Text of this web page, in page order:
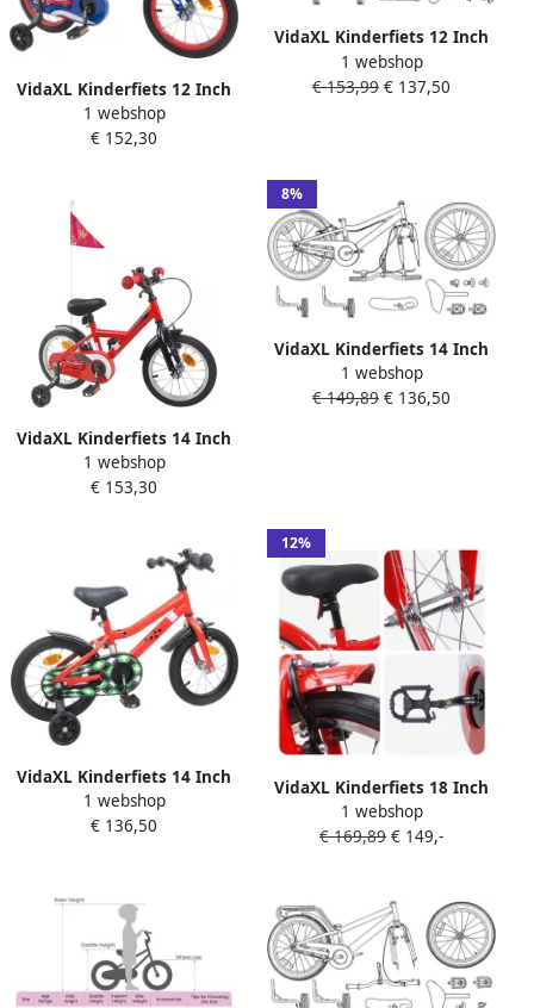
VidaXL Kinderfiets 12 Inch
voor 2-4 jaar oud Rood
1 webshop
€ 152,30
VidaXL Kinderfiets 12 Inch
voor 2-4 jaar oud Rood
1 webshop
€ 153,99 € 137,50
VidaXL Kinderfiets 14 Inch
voor 3-5 jaar oud Rood
1 webshop
€ 153,30
8%
VidaXL Kinderfiets 14 Inch
voor 3-5 jaar oud Rood
1 webshop
€ 149,89 € 136,50
VidaXL Kinderfiets 14 Inch
voor 3-5 jaar oud Rood
1 webshop
€ 136,50
12%
VidaXL Kinderfiets 18 Inch
voor 5-7 jaar oud Rood
1 webshop
€ 169,89 € 149,-